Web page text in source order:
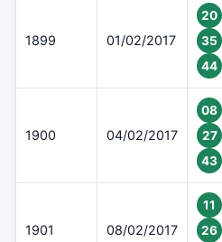
1899 01/02/2017
20
35
44
1900 04/02/2017
08
27
43
1901 08/02/2017
11
26